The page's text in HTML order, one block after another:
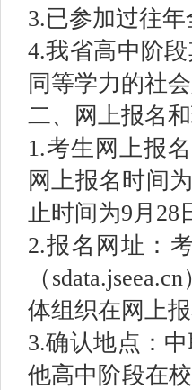
3.已参加过往
4.我省高中阶
同等学力的社
二、网上报名
1.考生网上报
网上报名时间
止时间为9月28
2.报名网址：
（
体组织在网上
3.确认地点：
他高中阶段在